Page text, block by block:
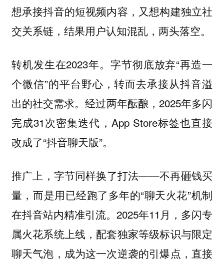
想承接抖音的短视频内容，又想构建独立社
交关系链，结果用户认知混乱，两头落空。
转机发生在2023年。字节彻底放弃“再造一
个微信”的平台野心，转而去承接从抖音溢
出的社交需求。经过两年酝酿，2025年多闪
完成31次密集迭代，App Store标签也直接
改成了“抖音聊天版”。
推广上，字节同样换了打法——不再砸钱买
量，而是用已经跑了多年的“聊天火花”机制
在抖音站内精准引流。2025年11月，多闪专
属火花系统上线，配套独家等级标识与限定
聊天气泡，成为这一次逆袭的引爆点，直接